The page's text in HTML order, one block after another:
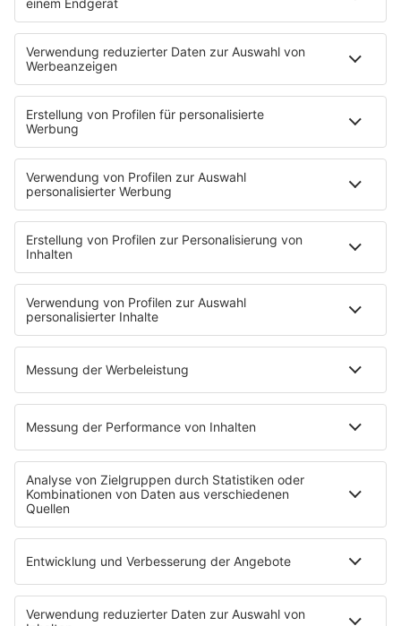
Moderna zugelassen.
24. Dezember:Heiligabend im Zeichen der
Pandemie. Familienfeiern sollen klein bleiben,
Christmetten wenn überhaupt nur auf Abstand
stattfinden. Zudem wird die in Großbritannien
aufgetretene Variante des Coronavirus erstmals
auch in Deutschland nachgewiesen.
26. Dezember:Einen Tag vor dem offiziellen
Impfstart werden in einem Seniorenzentrum in
Sachsen-Anhalt eine 101 Jahre alte Frau und
etwa 40 weitere Bewohner geimpft.
27. Dezember: In allen Bundesländern beginnen
die Impfungen. Zuerst sollen Menschen über 80,
besonders gefährdetes Krankenhauspersonal
immunisiert werden.
vergleichsweise ruhig ins neue Jahr. Der Verkauf
von Silvesterfeuerwerk war verboten.
14. Januar:Das Statistische Bundesamt schätzt,
Vergleich zum Vorjahr um 5,0 Prozent
eingebrochen ist.
15. Januar:
sind hierzulande bekannt geworden.
Lockdown bis Mitte Februar. Zudem werden die
besser schützenden FFP2-Masken oder OP-
Masken in Bus und Bahn sowie beim Einkaufen